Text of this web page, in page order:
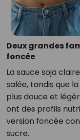
Deux grandes
foncée
La sauce soja
salée, tandis que
plus douce et
ont des profils
version foncée
sucre.